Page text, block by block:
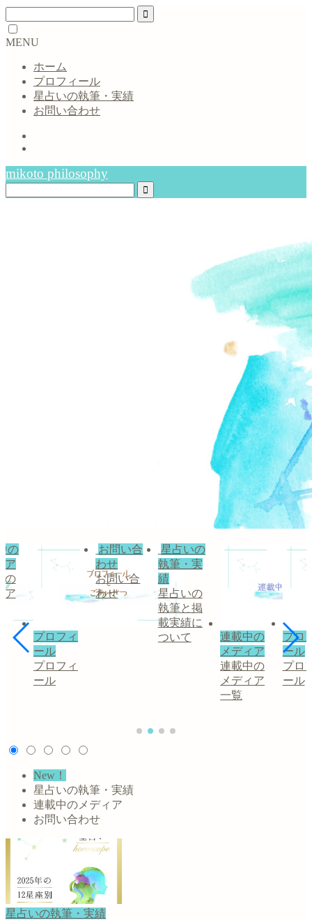
MENU
ホーム
プロフィール
星占いの執筆・実績
お問い合わせ
mikoto philosophy
ィ
お問い合
わせ
星占いの
執筆・実
績
星占いの
載実績に
連載中の
プロフィ
ール
プロフィ
ール
お問
わせ
わせ
New！
星占いの執筆・実績
連載中のメディア
お問い合わせ
星占いの執筆・実績